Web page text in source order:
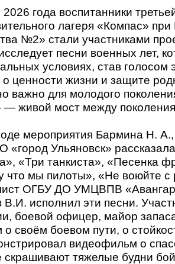
года воспитанники
лагеря «Компас»
№2» стали участниками
песни военных лет,
условиях, став голосом
ценности жизни и защите
важно для молодого
— живой мост между
мероприятия Бармина Н. А.,
Ульяновск»
«Три танкиста», «Песенка
что мы пилоты», «Не воюйте с
ОГБУ ДО УМЦВПВ
В.И. исполнил эти песни.
боевой офицер, майор
о своём боевом пути, о
видеофильм о
скрашивают тяжелые будни